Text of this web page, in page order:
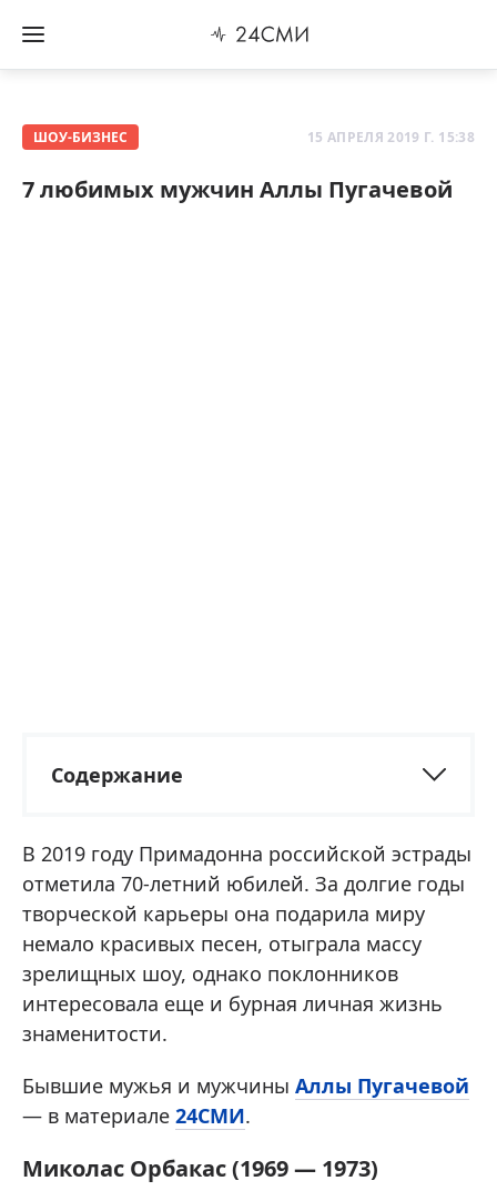
ШОУ-БИЗНЕС 15 АПРЕЛЯ 2019 Г. 15:38
7 любимых мужчин Аллы Пугачевой
Содержание
В 2019 году Примадонна российской эстрады
отметила 70-летний юбилей. За долгие годы
творческой карьеры она подарила миру
немало красивых песен, отыграла массу
зрелищных шоу, однако поклонников
интересовала еще и бурная личная жизнь
знаменитости.
Бывшие мужья и мужчины Аллы Пугачевой
— в материале 24СМИ.
Миколас Орбакас (1969 — 1973)